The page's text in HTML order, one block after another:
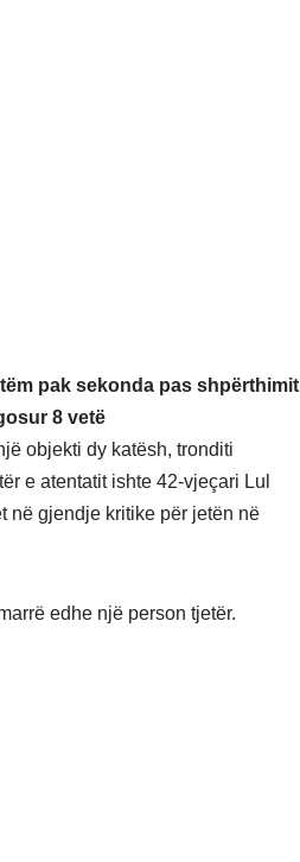
pak sekonda pas shpërthimit
8 vetë
objekti dy katësh, tronditi
e atentatit ishte 42-vjeçari Lul
në gjendje kritike për jetën në
edhe një person tjetër.